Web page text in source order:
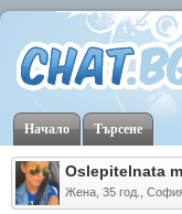
Начало Търсене
Oslepitelnata
Жена, 35 год.,